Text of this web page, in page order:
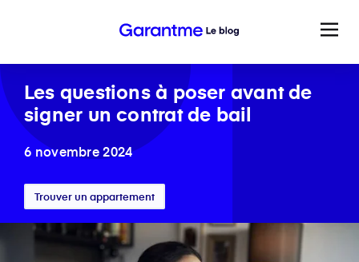
Les questions à poser avant de
signer un contrat de bail
6 novembre 2024
Trouver un appartement